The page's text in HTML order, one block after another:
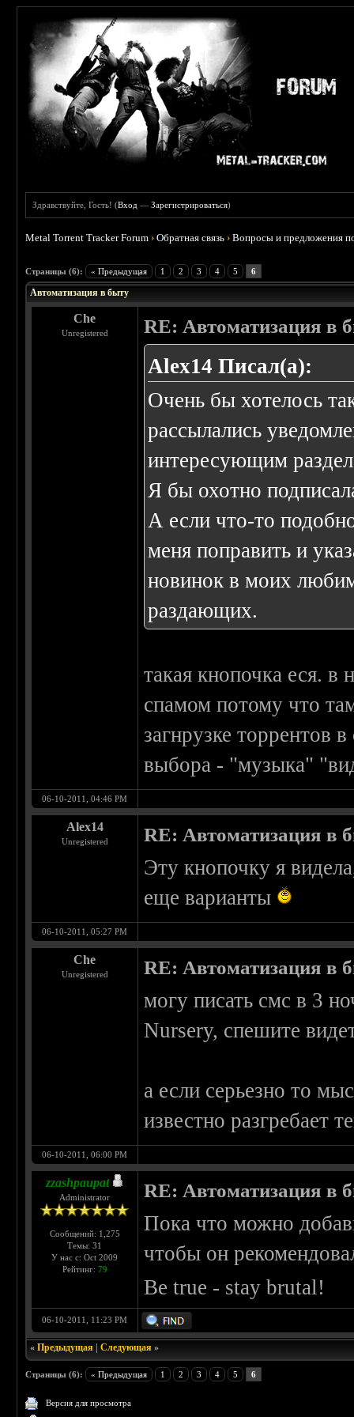
Здравствуйте, Гость! (Вход —Зарегистрироваться)
Metal Torrent Tracker Forum ›Обратная связь ›Вопросы и предложения
Страницы (6): « Предыдущая 1 2 3 4 5 6
Автоматизация в быту
Che
Unregistered RE: Автоматизация в
Alex14 Писал(а):
Очень бы хотелось
рассылались
интересующим
Я бы охотно
А если что-то
меня поправить и
новинок в моих
раздающих.
такая кнопочка еся. в
спамом потому что
загнрузке торрентов
выбора - "музыка"
06-10-2011, 04:46 PM
Alex14
Unregistered RE: Автоматизация в
Эту кнопочку я
еще варианты
06-10-2011, 05:27 PM
Che
Unregistered RE: Автоматизация в
могу писать смс в 3
Nursery, спешите
а если серьезно то
известно разгребает
06-10-2011, 06:00 PM
zzashpaupat
Administrator
Сообщений: 1,275
Темы: 31
У нас с: Oct 2009
Рейтинг: 79
RE: Автоматизация в
Пока что можно
чтобы он
Be true - stay brutal!
06-10-2011, 11:23 PM
«Предыдущая |Следующая »
Страницы (6): « Предыдущая 1 2 3 4 5 6
Версия для просмотра